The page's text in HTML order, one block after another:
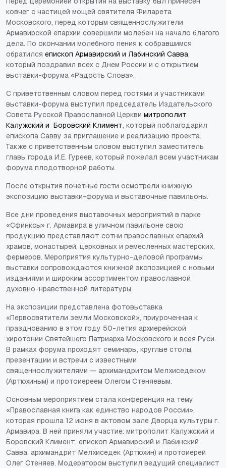
ковчег с частицей мощей святителя Филарета
Московского, перед которым священнослужители
Армавирской епархии совершили молебен на начало благого
дела. По окончании молебного пения к собравшимся
обратился епископ Армавирский и Лабинский Савва,
который поздравил всех с Днем России и с открытием
выставки-форума «Радость Слова».
С приветственным словом перед гостями и участниками
выставки-форума выступил председатель Издательского
Совета Русской Православной Церкви митрополит
Калужский и Боровский Климент, который поблагодарил
епископа Савву за приглашение и реализацию проекта.
Также с приветственным словом выступил заместитель
главы города И.Е. Гуреев, который пожелал всем участникам
форума плодотворной работы.
После открытия почетные гости осмотрели книжную
экспозицию выставки-форума и выставочные павильоны.
Все дни проведения выставочных мероприятий в парке
«Сфинксы» г. Армавира в уличном павильоне свою
продукцию представляют сотни православных епархий,
храмов, монастырей, церковных и ремесленных мастерских,
фермеров. Мероприятия культурно-деловой программы
выставки сопровождаются книжной экспозицией с новыми
изданиями и широким ассортиментом православной
духовно-нравственной литературы.
На экспозиции представлена фотовыставка
«Первосвятители земли Московской», приуроченная к
празднованию в этом году 50-летия архиерейской
хиротонии Святейшего Патриарха Московского и всея Руси.
В рамках форума проходят семинары, круглые столы,
презентации и встречи с известными
священнослужителями — архимандритом Мелхиседеком
(Артюхиным) и протоиереем Олегом Стеняевым.
Основным мероприятием стала конференция на тему
«Православная книга как единство народов России»,
которая прошла 12 июня в актовом зале Дворца культуры г.
Армавира. В ней приняли участие: митрополит Калужский и
Боровский Климент, епископ Армавирский и Лабинский
Савва, архимандрит Мелхиседек (Артюхин) и протоиерей
Олег Стеняев. Модератором выступил ведущий специалист